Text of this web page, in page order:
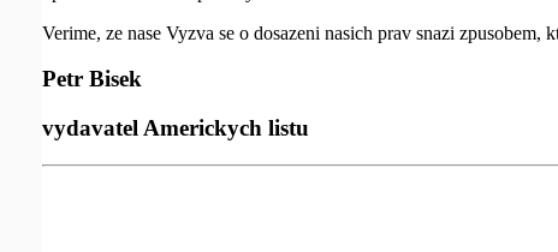
Verime, ze nase Vyzva se o dosazeni nasich prav snazi
Petr Bisek
vydavatel Americkych listu